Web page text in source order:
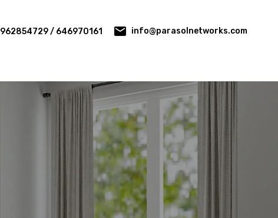
962854729 / 646970161 info@parasolnetworks.com